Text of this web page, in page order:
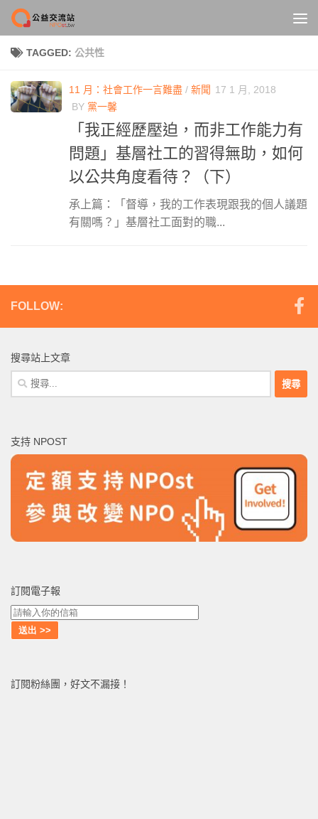
Skip to content
TAGGED: 公共性
11 月：社會工作一言難盡 / 新聞 17 1 月, 2018
BY 黨一馨
「我正經歷壓迫，而非工作能力有
問題」基層社工的習得無助，如何
以公共角度看待？（下）
承上篇：「督導，我的工作表現跟我的個人議題
有關嗎？」基層社工面對的職...
FOLLOW:
搜尋站上文章
搜
尋
字:
支持 NPOST
訂閱電子報
訂閱粉絲團，好文不漏接！